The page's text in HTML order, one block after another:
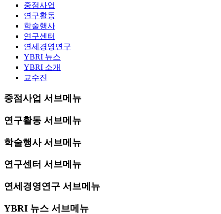
중점사업
연구활동
학술행사
연구센터
연세경영연구
YBRI 뉴스
YBRI 소개
교수진
중점사업 서브메뉴
연구활동 서브메뉴
학술행사 서브메뉴
연구센터 서브메뉴
연세경영연구 서브메뉴
YBRI 뉴스 서브메뉴